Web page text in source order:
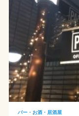
バー・お酒・居酒屋